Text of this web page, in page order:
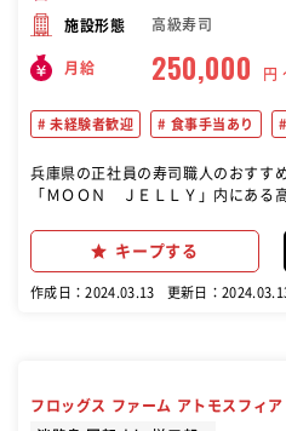
施設形態 高級寿司
月給 250,000 円
未経験者歓迎 食事手当あり
兵庫県の正社員の寿司職人のおすすめ転職求
「ＭＯＯＮ ＪＥＬＬＹ」内にある
(社員)、ホールスタッフ(アルバイト
も相談のります。
キープする
作成日：2024.03.13 更新日：
フロッグス ファーム アトモスフィア